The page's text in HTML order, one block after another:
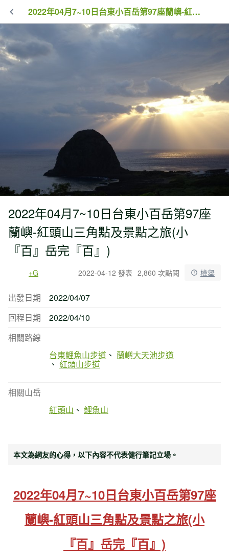
2022年04月7~10日台東小百岳第97座蘭嶼-紅頭山三角點及景點之旅(小『百』岳完『百』)
2022年04月7~10日台東小百岳第97座
蘭嶼-紅頭山三角點及景點之旅(小
『百』岳完『百』)
+G 2022-04-12 發表 2,860 次點閱 檢舉
出發日期
2022/04/07
回程日期
2022/04/10
相關路線
台東鯉魚山步道
蘭嶼大天池步道
紅頭山步道
相關山岳
紅頭山
鯉魚山
本文為網友的心得，以下內容不代表健行筆記立場。
2022年04月7~10日台東小百岳第97座
蘭嶼-紅頭山三角點及景點之旅(小
『百』岳完『百』)